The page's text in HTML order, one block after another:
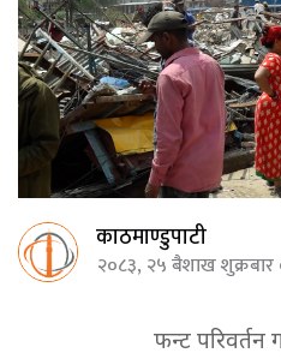
काठमाण्डुपाटी
२०८३, २५ बैशाख
फन्ट परिवर्तन